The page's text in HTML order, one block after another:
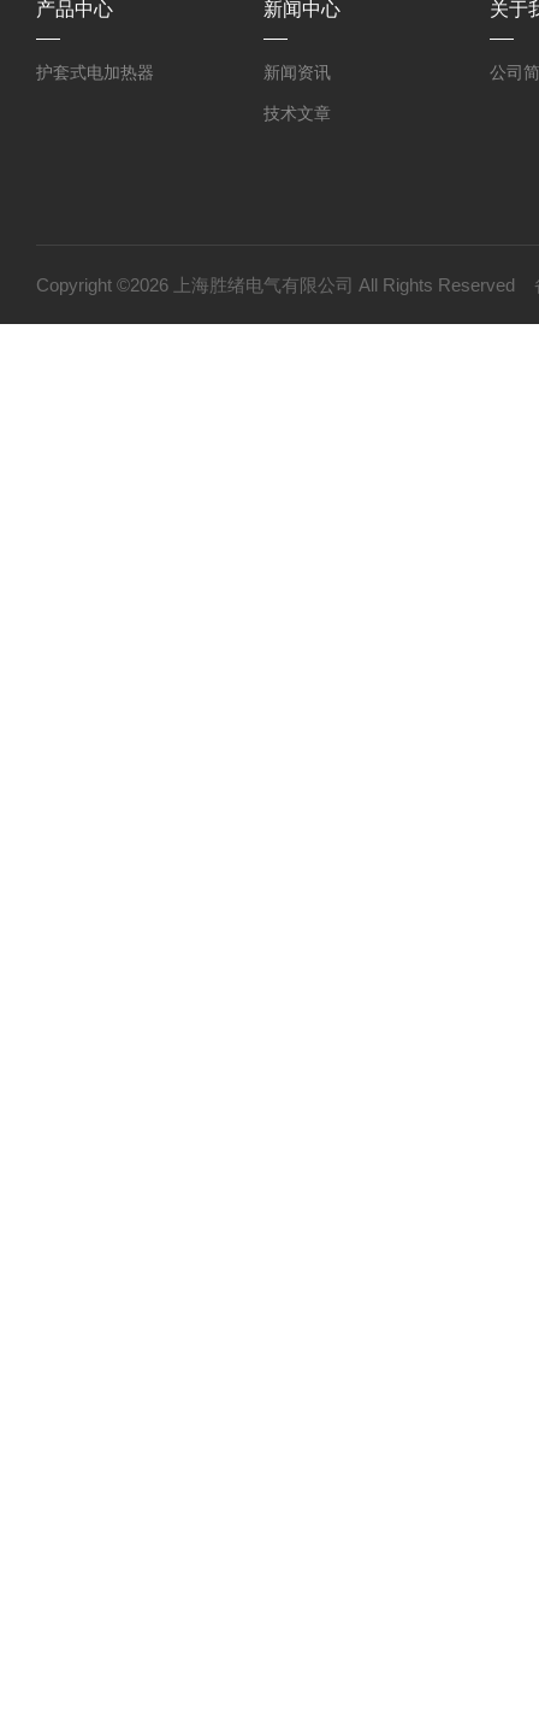
产品中心
护套式电加热器
新闻中心
新闻资讯
技术文章
关于
公司
Copyright ©2026 上海胜绪电气有限公司 All Rights Reserved